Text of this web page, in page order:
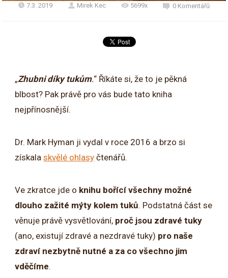
7.3. 2019 Mirek Kec 5699x 0 Komentářů
„Zhubni díky tukům.“ Říkáte si, že to je pěkná
blbost? Pak právě pro vás bude tato kniha
nejpřínosnější.
Dr. Mark Hyman ji vydal v roce 2016 a brzo si
získalaskvělé ohlasy čtenářů.
Ve zkratce jde o knihu bořící všechny možné
dlouho zažité mýty kolem tuků. Podstatná část se
věnuje právě vysvětlování, proč jsou zdravé tuky
(ano, existují zdravé a nezdravé tuky) pro naše
zdraví nezbytně nutné a za co všechno jim
vděčíme.